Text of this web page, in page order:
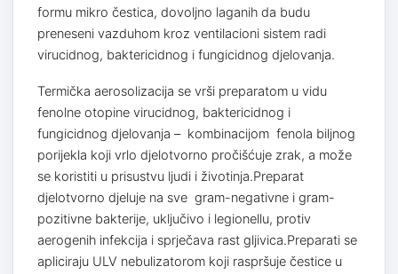
formu mikro čestica, dovoljno laganih da budu
preneseni vazduhom kroz ventilacioni sistem radi
virucidnog, baktericidnog i fungicidnog djelovanja.
Termička aerosolizacija se vrši preparatom u vidu
fenolne otopine virucidnog, baktericidnog i
fungicidnog djelovanja – kombinacijom fenola biljnog
porijekla koji vrlo djelotvorno pročišćuje zrak, a može
se koristiti u prisustvu ljudi i životinja.Preparat
djelotvorno djeluje na sve gram-negativne i gram-
pozitivne bakterije, uključivo i legionellu, protiv
aerogenih infekcija i sprječava rast gljivica.Preparati se
apliciraju ULV nebulizatorom koji raspršuje čestice u